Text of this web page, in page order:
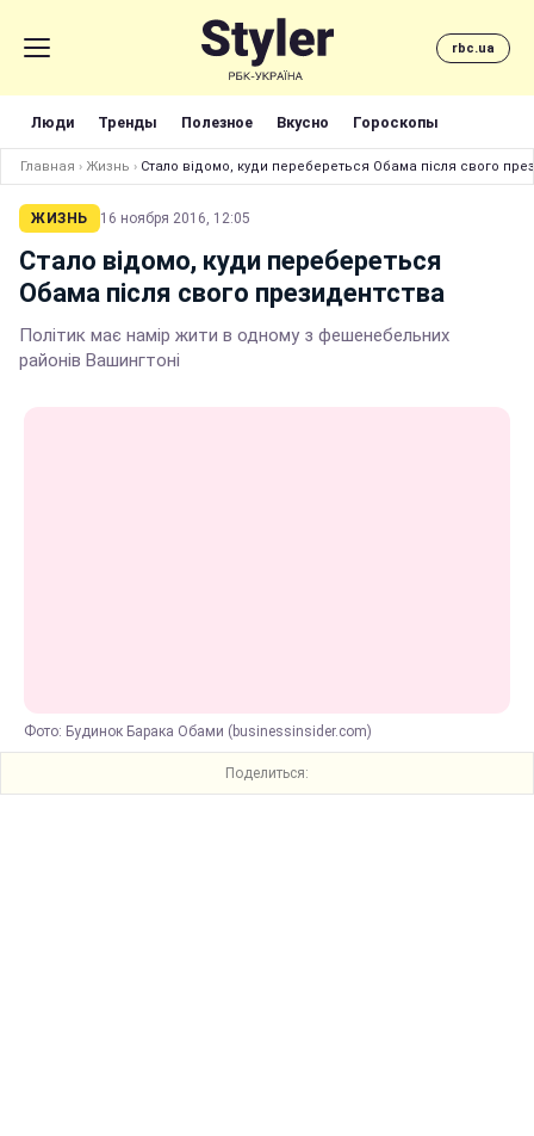
rbc.ua
Люди Тренды Полезное Вкусно Гороскопы
Главная › Жизнь › Стало відомо, куди перебереться Обама після свого
ЖИЗНЬ 16 ноября 2016, 12:05
Стало відомо, куди перебереться
Обама після свого президентства
Політик має намір жити в одному з фешенебельних
районів Вашингтоні
Фото: Будинок Барака Обами (businessinsider.com)
Поделиться: